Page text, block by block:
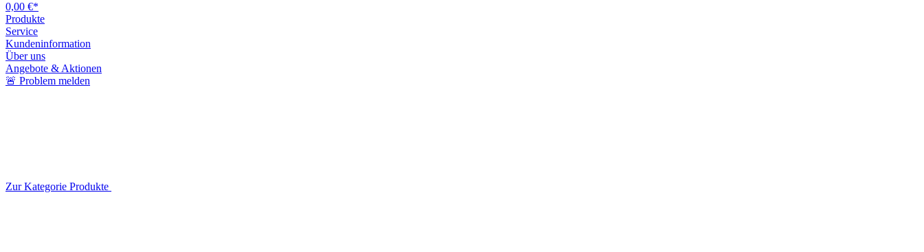
0,00 €*
Produkte
Service
Kundeninformation
Über uns
Angebote & Aktionen
🚨 Problem melden
Zur Kategorie Produkte